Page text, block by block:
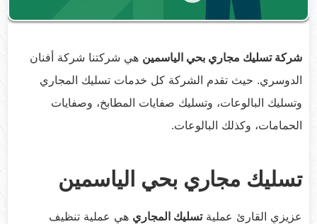
شركة تسليك مجاري بحي الياسمين هي شركتنا شركة أفنان
الدوسري. حيث تقدم الشركة كل خدمات تسليك المجاري
وتسليك البالوعات، وتسليك صفايات المطابخ، وصفايات
الحمامات، وكذلك البالوعات.
تسليك مجاري بحي الياسمين
عزيزي القارئ عمليةتسليك المجاري هي عملية تنظيف